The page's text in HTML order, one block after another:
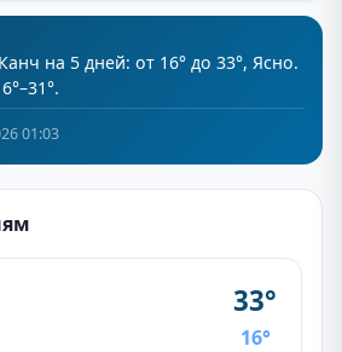
на 5 дней: от 16° до 33°, Ясно.
01:03
33°
16°